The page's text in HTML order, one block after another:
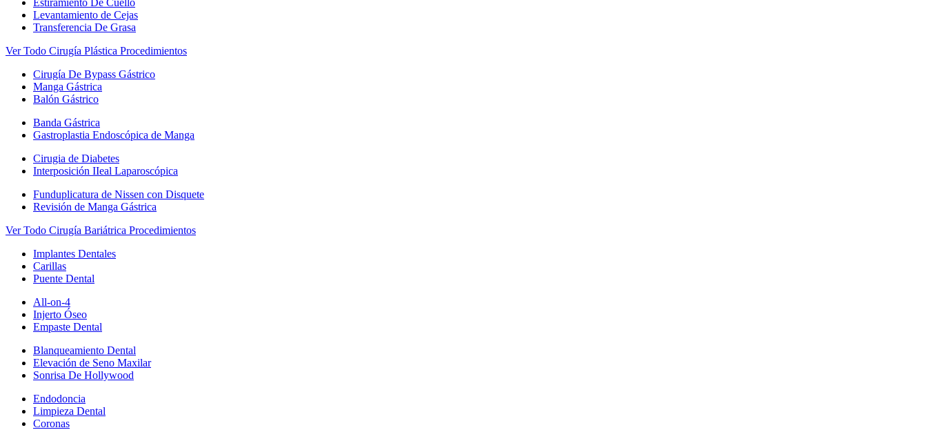
Estiramiento De Cuello
Levantamiento de Cejas
Transferencia De Grasa
Ver Todo Cirugía Plástica Procedimientos
Cirugía De Bypass Gástrico
Manga Gástrica
Balón Gástrico
Banda Gástrica
Gastroplastia Endoscópica de Manga
Cirugia de Diabetes
Interposición IIeal Laparoscópica
Funduplicatura de Nissen con Disquete
Revisión de Manga Gástrica
Ver Todo Cirugía Bariátrica Procedimientos
Implantes Dentales
Carillas
Puente Dental
All-on-4
Injerto Óseo
Empaste Dental
Blanqueamiento Dental
Elevación de Seno Maxilar
Sonrisa De Hollywood
Endodoncia
Limpieza Dental
Coronas